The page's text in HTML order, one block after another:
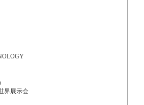
界展示会